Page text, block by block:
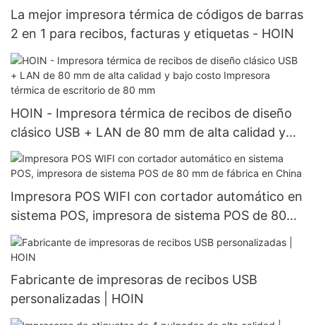
La mejor impresora térmica de códigos de barras
2 en 1 para recibos, facturas y etiquetas - HOIN
HOIN - Impresora térmica de recibos de diseño
clásico USB + LAN de 80 mm de alta calidad y
bajo costo Impresora térmica de escritorio de 80
mm
Impresora POS WIFI con cortador automático en
sistema POS, impresora de sistema POS de 80
mm de fábrica en China
Fabricante de impresoras de recibos USB
personalizadas | HOIN